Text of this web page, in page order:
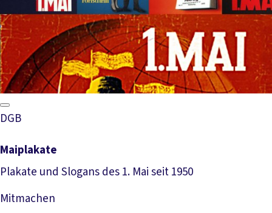
DGB
Maiplakate
Plakate und Slogans des 1. Mai seit 1950
Mitmachen